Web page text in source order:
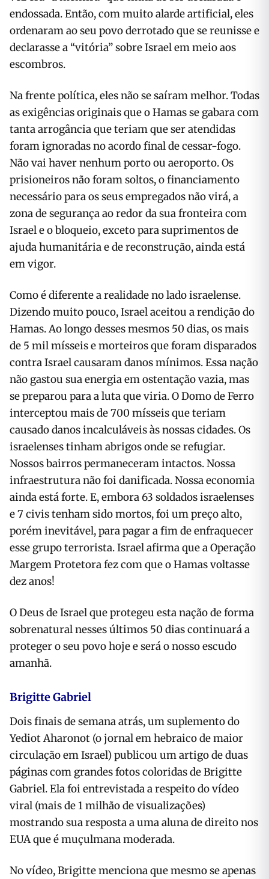
endossada. Então, com muito alarde artificial, eles
ordenaram ao seu povo derrotado que se reunisse e
declarasse a “vitória” sobre Israel em meio aos
escombros.
Na frente política, eles não se saíram melhor. Todas
as exigências originais que o Hamas se gabara com
tanta arrogância que teriam que ser atendidas
foram ignoradas no acordo final de cessar-fogo.
Não vai haver nenhum porto ou aeroporto. Os
prisioneiros não foram soltos, o financiamento
necessário para os seus empregados não virá, a
zona de segurança ao redor da sua fronteira com
Israel e o bloqueio, exceto para suprimentos de
ajuda humanitária e de reconstrução, ainda está
em vigor.
Como é diferente a realidade no lado israelense.
Dizendo muito pouco, Israel aceitou a rendição do
Hamas. Ao longo desses mesmos 50 dias, os mais
de 5 mil mísseis e morteiros que foram disparados
contra Israel causaram danos mínimos. Essa nação
não gastou sua energia em ostentação vazia, mas
se preparou para a luta que viria. O Domo de Ferro
interceptou mais de 700 mísseis que teriam
causado danos incalculáveis às nossas cidades. Os
israelenses tinham abrigos onde se refugiar.
Nossos bairros permaneceram intactos. Nossa
infraestrutura não foi danificada. Nossa economia
ainda está forte. E, embora 63 soldados israelenses
e 7 civis tenham sido mortos, foi um preço alto,
porém inevitável, para pagar a fim de enfraquecer
esse grupo terrorista. Israel afirma que a Operação
Margem Protetora fez com que o Hamas voltasse
dez anos!
O Deus de Israel que protegeu esta nação de forma
sobrenatural nesses últimos 50 dias continuará a
proteger o seu povo hoje e será o nosso escudo
amanhã.
Brigitte Gabriel
Dois finais de semana atrás, um suplemento do
Yediot Aharonot (o jornal em hebraico de maior
circulação em Israel) publicou um artigo de duas
páginas com grandes fotos coloridas de Brigitte
Gabriel. Ela foi entrevistada a respeito do vídeo
viral (mais de 1 milhão de visualizações)
mostrando sua resposta a uma aluna de direito nos
EUA que é muçulmana moderada.
No vídeo, Brigitte menciona que mesmo se apenas